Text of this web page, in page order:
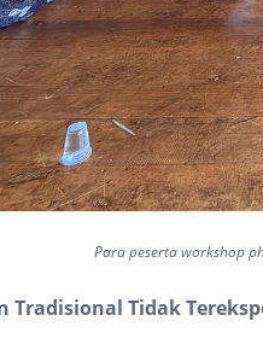
Para peserta workshop
Tradisional Tidak